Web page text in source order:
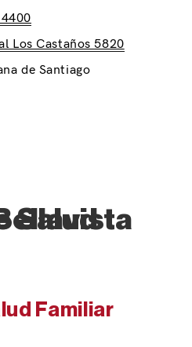
Los Castaños 5820
de Santiago
Bellavista
Familiar